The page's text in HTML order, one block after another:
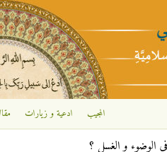
تجاوز إلى
المجيب ادعية و زيارات
الوضوء و الغسل ؟